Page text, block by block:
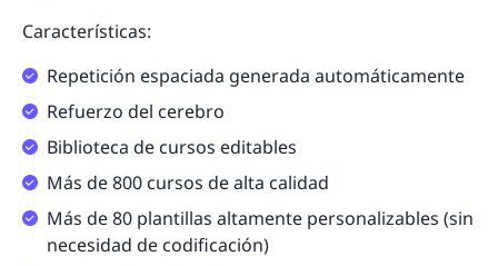
Características:
Repetición espaciada generada automáticamente
Refuerzo del cerebro
Biblioteca de cursos editables
Más de 800 cursos de alta calidad
Más de 80 plantillas altamente personalizables (sin
necesidad de codificación)